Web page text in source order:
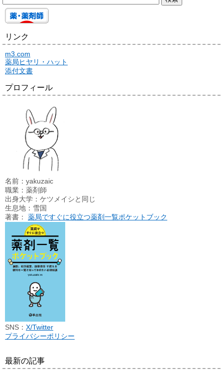
リンク
m3.com
薬局ヒヤリ・ハット
添付文書
プロフィール
名前：yakuzaic
職業：薬剤師
出身大学：ケツメイシと同じ
生息地：雪国
著書： 薬局ですぐに役立つ薬剤一覧ポケットブック
SNS： X/Twitter
プライバシーポリシー
最新の記事